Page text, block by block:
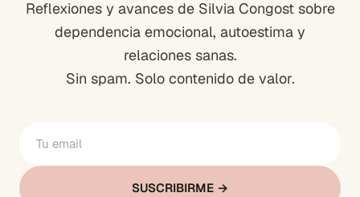
Reflexiones y avances de Silvia Congost sobre
dependencia emocional, autoestima y
relaciones sanas.
Sin spam. Solo contenido de valor.
SUSCRIBIRME →